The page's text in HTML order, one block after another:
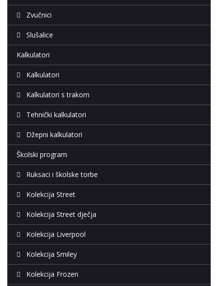
Zvučnici
Slušalice
Kalkulatori
Kalkulatori
Kalkulatori s trakom
Tehnički kalkulatori
Džepni kalkulatori
Školski program
Ruksaci i školske torbe
Kolekcija Street
Kolekcija Street dječja
Kolekcija Liverpool
Kolekcija Smiley
Kolekcija Frozen